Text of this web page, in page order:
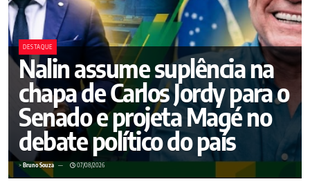
DESTAQUE
Nalin assume suplência na
chapa de Carlos Jordy para o
Senado e projeta Magé no
debate político do país
> Bruno Souza 07/08/2026